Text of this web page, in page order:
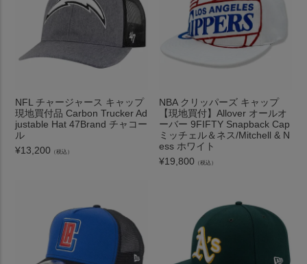
NFL チャージャース キャップ
現地買付品 Carbon Trucker Ad
justable Hat 47Brand チャコー
ル
¥13,200 （税込）
NBA クリッパーズ キャップ
【現地買付】Allover オールオ
ーバー 9FIFTY Snapback Cap
ミッチェル＆ネス/Mitchell & N
ess ホワイト
¥19,800 （税込）